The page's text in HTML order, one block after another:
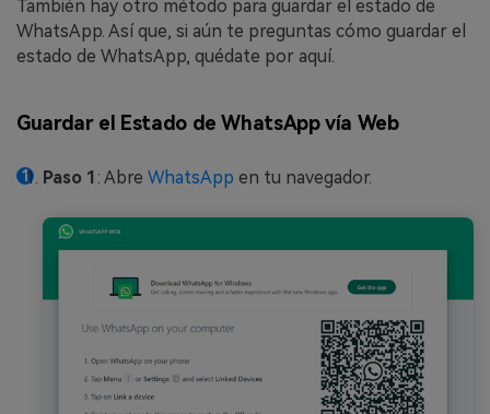
También hay otro método para guardar el estado de
WhatsApp. Así que, si aún te preguntas cómo guardar el
estado de WhatsApp, quédate por aquí.
Guardar el Estado de WhatsApp vía Web
Paso 1 : Abre WhatsApp en tu navegador.